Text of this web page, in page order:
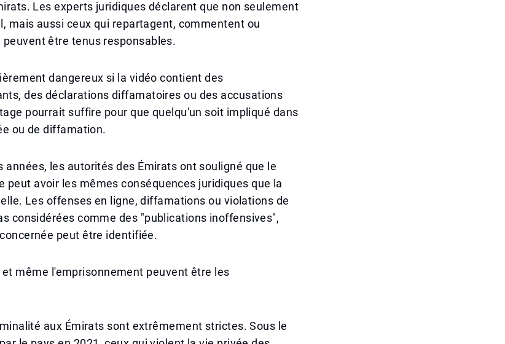
Les experts juridiques déclarent que non seulement
mais aussi ceux qui repartagent, commentent ou
être tenus responsables.
dangereux si la vidéo contient des
des déclarations diffamatoires ou des accusations
pourrait suffire pour que quelqu'un soit impliqué dans
ou de diffamation.
années, les autorités des Émirats ont souligné que le
peut avoir les mêmes conséquences juridiques que la
Les offenses en ligne, diffamations ou violations de
considérées comme des "publications inoffensives",
peut être identifiée.
même l'emprisonnement peuvent être les
aux Émirats sont extrêmement strictes. Sous le